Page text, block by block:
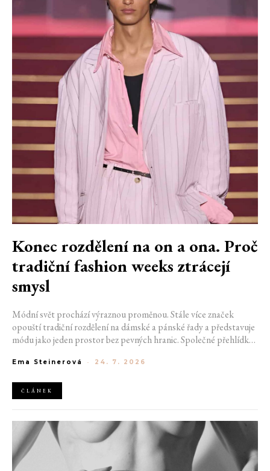
Konec rozdělení na on a ona. Proč
tradiční fashion weeks ztrácejí
smysl
Módní svět prochází výraznou proměnou. Stále více značek
opouští tradiční rozdělení na dámské a pánské řady a představuje
módu jako jeden prostor bez pevných hranic. Společné přehlídky,
klasické týdny módy mohou brzy vypadat úplně jinak.
Ema Steinerová - 24. 7. 2026
ČLÁNEK